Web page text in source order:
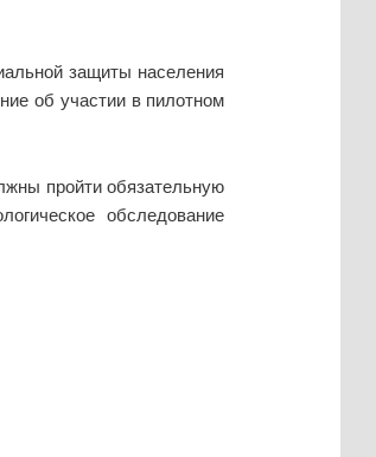
защиты населения
об участии в пилотном
пройти обязательную
обследование